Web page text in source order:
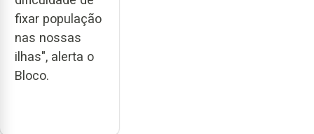
fixar população
nas nossas
ilhas", alerta o
Bloco.